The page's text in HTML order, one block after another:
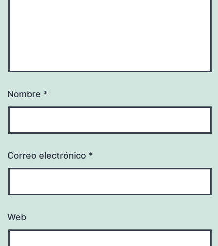
Nombre *
Correo electrónico *
Web